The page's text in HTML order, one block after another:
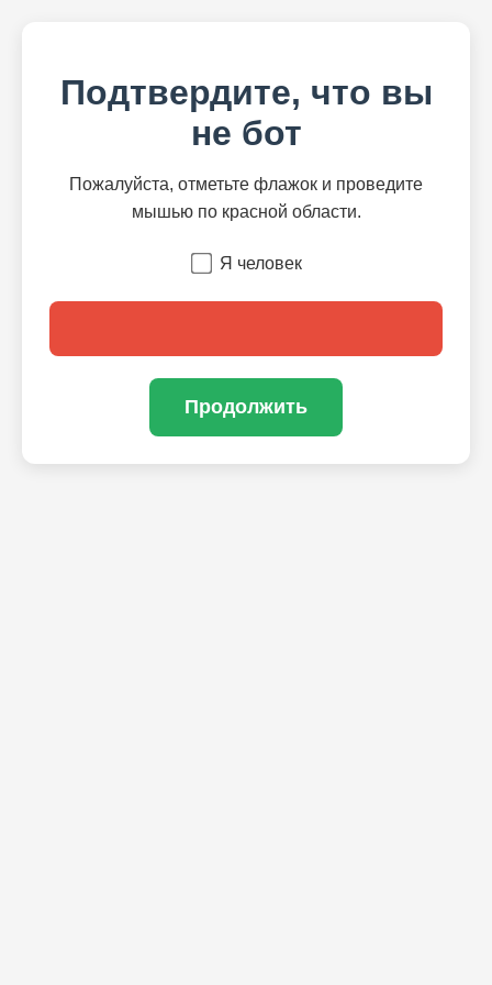
Подтвердите, что вы
не бот
Пожалуйста, отметьте флажок и проведите
мышью по красной области.
Я человек
Продолжить